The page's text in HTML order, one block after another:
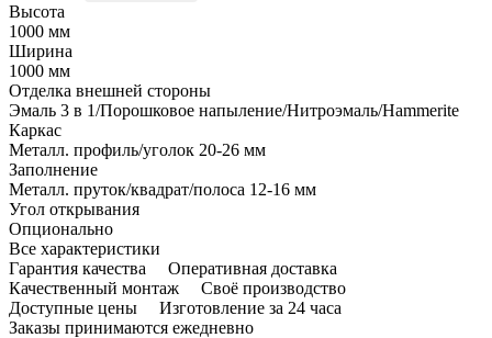
Высота
1000 мм
Ширина
1000 мм
Отделка внешней стороны
Эмаль 3 в 1/Порошковое напыление/Нитроэмаль/Hammerite
Каркас
Металл. профиль/уголок 20-26 мм
Заполнение
Металл. пруток/квадрат/полоса 12-16 мм
Угол открывания
Опционально
Все характеристики
Гарантия качества
Оперативная доставка
Качественный монтаж
Своё производство
Доступные цены
Изготовление за 24 часа
Заказы принимаются ежедневно